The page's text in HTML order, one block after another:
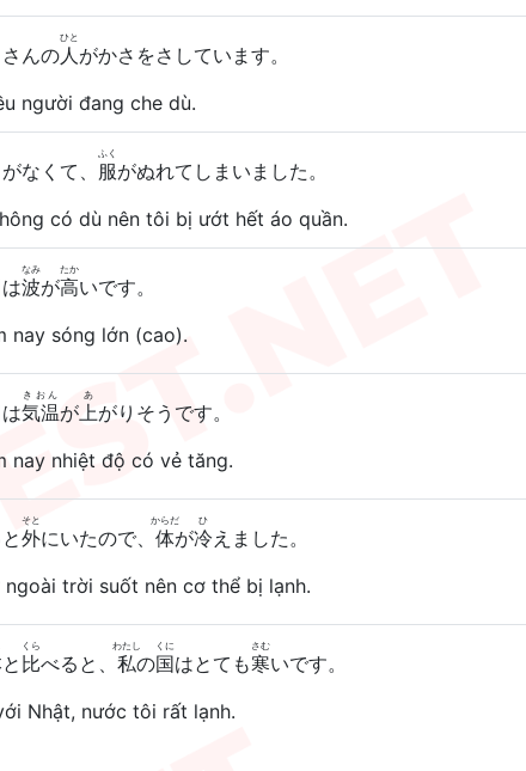
んの人
ひと
がかさをさしています。
người đang che dù.
なくて、 服
ふく
がぬれてしまいました。
có dù nên tôi bị ướt hết áo quần.
は波
なみ
が高
たか
いです。
nay sóng lớn (cao).
は気温
きおん
が上
あ
がりそうです。
nay nhiệt độ có vẻ tăng.
外
そと
にいたので、 体
からだ
が冷
ひ
えました。
ngoài trời suốt nên cơ thể bị lạnh.
と 比
くら
べると、 私
わたし
の国
くに
はとても寒
さむ
いです。
Nhật, nước tôi rất lạnh.